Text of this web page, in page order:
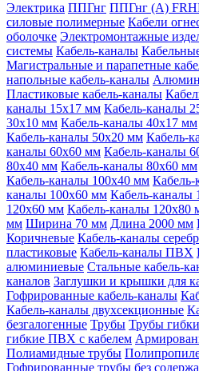
Электрика ППГнг ППГнг (А)
силовые полимерные Кабели
оболочке Электромонтажные
системы Кабель-каналы
Магистральные и парапетные
напольные кабель-каналы
Пластиковые кабель-каналы
каналы 15х17 мм Кабель-каналы
30х10 мм Кабель-каналы 40х17 мм
Кабель-каналы 50х20 мм Кабель-
каналы 60х60 мм Кабель-каналы
80х40 мм Кабель-каналы 80х60 мм
Кабель-каналы 100х40 мм
каналы 100х60 мм Кабель-каналы
120х60 мм Кабель-каналы 120х80
мм Ширина 70 мм Длина 2000 мм
Коричневые Кабель-каналы
пластиковые Кабель-каналы ПВХ
алюминиевые Стальные кабель-
каналов Заглушки и крышки для
Гофрированные кабель-каналы
Кабель-каналы двухсекционные
безгалогенные Трубы Трубы
гибкие ПВХ с кабелем
Полиамидные трубы
Гофрированные трубы без